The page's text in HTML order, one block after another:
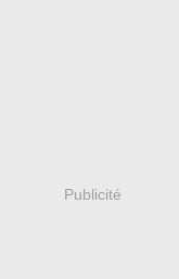
Publicité